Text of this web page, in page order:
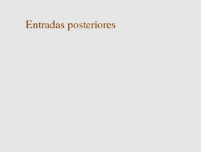
Entradas posteriores